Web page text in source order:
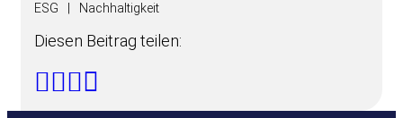
ESG Nachhaltigkeit
Diesen Beitrag teilen: